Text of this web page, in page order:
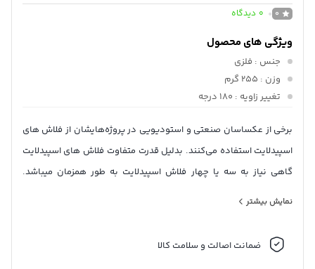
0
0 دیدگاه
ویژگی های محصول
جنس : فلزی
وزن : 255 گرم
تغییر زاویه : 180 درجه
برخی از عکساسان صنعتی و استودیویی در پروژه‌هایشان از فلاش های
اسپیدلایت استفاده می‌کنند. بدلیل قدرت متفاوت فلاش های اسپیدلایت
گاهی نیاز به سه یا چهار فلاش اسپیدلایت به طور همزمان میباشد.
فلاش اسپیدلایت محسوب می‌شود.
نمایش بیشتر
ضمانت اصالت و سلامت کالا